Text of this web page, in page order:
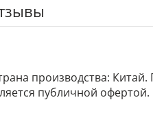
производства:
публичной офертой.